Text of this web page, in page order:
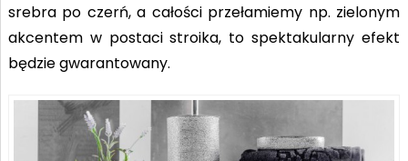
srebra po czerń, a całości przełamiemy np. zielonym
akcentem w postaci stroika, to spektakularny efekt
będzie gwarantowany.